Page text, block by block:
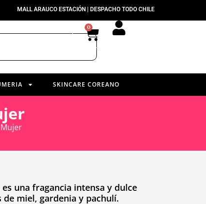
MALL ARAUCO ESTACIÓN | DESPACHO TODO CHILE
0
SKINCARE COREANO
es una fragancia intensa y dulce
miel, gardenia y pachulí.